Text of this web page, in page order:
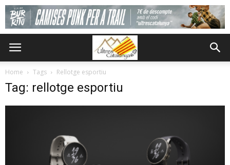
Home Tags Rellotge esportiu
Tag: rellotge esportiu